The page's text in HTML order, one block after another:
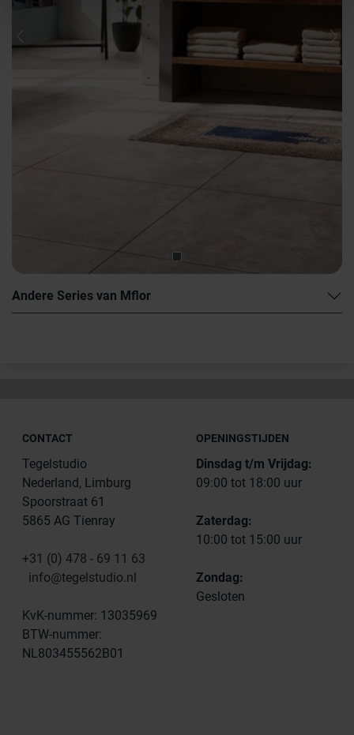
Previous
Andere Series van Mflor
CONTACT
Tegelstudio
Nederland, Limburg
Spoorstraat 61
5865 AG Tienray
+31 (0) 478 - 69 11 63
info@tegelstudio.nl
KvK-nummer: 13035969
BTW-nummer:
NL803455562B01
OPENINGSTIJDEN
Dinsdag t/m Vrijdag:
09:00 tot 18:00 uur
Zaterdag:
10:00 tot 15:00 uur
Zondag:
Gesloten